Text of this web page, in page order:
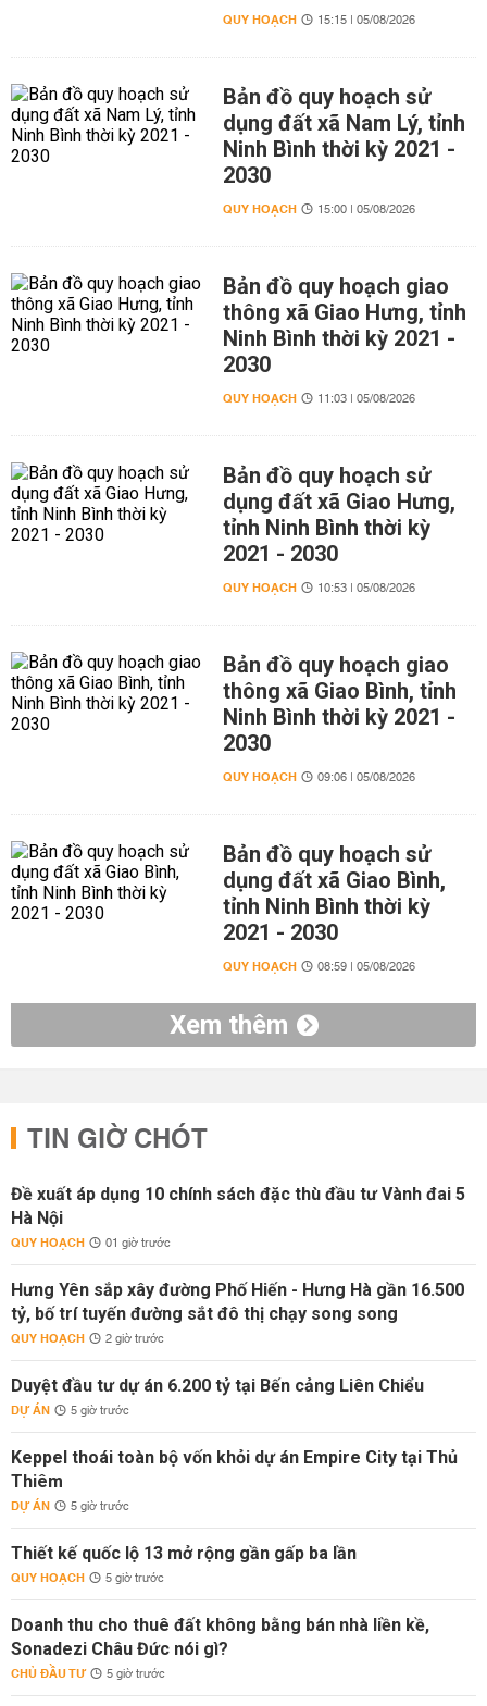
QUY HOẠCH 15:15 | 05/08/2026
Bản đồ quy hoạch sử
dụng đất xã Nam Lý, tỉnh
Ninh Bình thời kỳ 2021 -
2030
QUY HOẠCH 15:00 | 05/08/2026
Bản đồ quy hoạch giao
thông xã Giao Hưng, tỉnh
Ninh Bình thời kỳ 2021 -
2030
QUY HOẠCH 11:03 | 05/08/2026
Bản đồ quy hoạch sử
dụng đất xã Giao Hưng,
tỉnh Ninh Bình thời kỳ
2021 - 2030
QUY HOẠCH 10:53 | 05/08/2026
Bản đồ quy hoạch giao
thông xã Giao Bình, tỉnh
Ninh Bình thời kỳ 2021 -
2030
QUY HOẠCH 09:06 | 05/08/2026
Bản đồ quy hoạch sử
dụng đất xã Giao Bình,
tỉnh Ninh Bình thời kỳ
2021 - 2030
QUY HOẠCH 08:59 | 05/08/2026
Xem thêm
TIN GIỜ CHÓT
Đề xuất áp dụng 10 chính sách đặc thù đầu tư Vành đai 5
Hà Nội
QUY HOẠCH 01 giờ trước
Hưng Yên sắp xây đường Phố Hiến - Hưng Hà gần 16.500
tỷ, bố trí tuyến đường sắt đô thị chạy song song
QUY HOẠCH 2 giờ trước
Duyệt đầu tư dự án 6.200 tỷ tại Bến cảng Liên Chiểu
DỰ ÁN 5 giờ trước
Keppel thoái toàn bộ vốn khỏi dự án Empire City tại Thủ
Thiêm
DỰ ÁN 5 giờ trước
Thiết kế quốc lộ 13 mở rộng gần gấp ba lần
QUY HOẠCH 5 giờ trước
Doanh thu cho thuê đất không bằng bán nhà liền kề,
Sonadezi Châu Đức nói gì?
CHỦ ĐẦU TƯ 5 giờ trước